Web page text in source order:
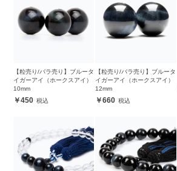
【粒売り/バラ売り】ブルータ
イガーアイ（ホークスアイ）
10mm
450
【粒売り/バラ売り】ブルータ
イガーアイ（ホークスアイ）
12mm
660